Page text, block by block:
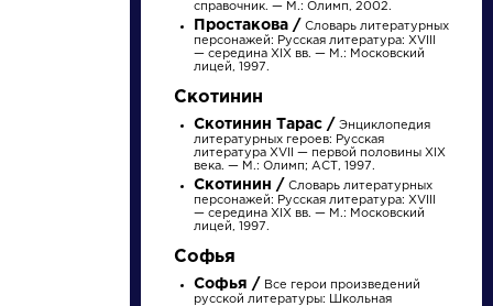
Найти
Персонажи
Могарыч
справочник. — М.: Олимп, 2002.
Простакова / Словарь литературных
персонажей: Русская литература: XVIII
— середина XIX вв. — М.: Московский
лицей, 1997.
Скотинин
Скотинин Тарас / Энциклопедия
литературных героев: Русская
литература XVII — первой половины XIX
века. — М.: Олимп; АСТ, 1997.
Скотинин / Словарь литературных
персонажей: Русская литература: XVIII
— середина XIX вв. — М.: Московский
лицей, 1997.
Софья
Софья / Все герои произведений
русской литературы: Школьная